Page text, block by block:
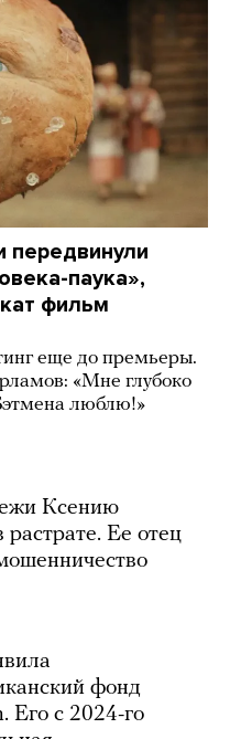
передвинули
паука»,
фильм
еще до премьеры.
«Мне глубоко
люблю!»
Ксению
растрате. Ее отец
фонд
Его с 2024-го